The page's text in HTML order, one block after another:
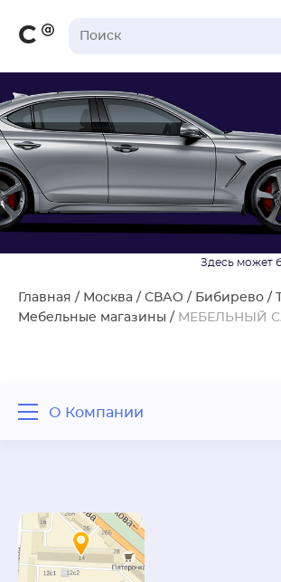
С
Главная / Москва / СВАО / Бибирево /
Мебельные магазины / МЕБЕЛЬНЫЙ
О Компании
Похожие рядом